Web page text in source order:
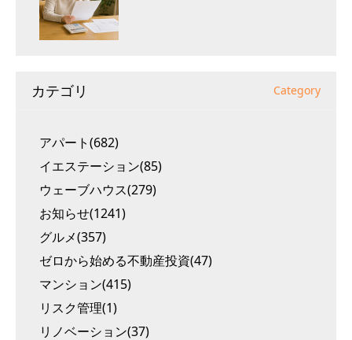
カテゴリ Category
アパート(682)
イエステーション(85)
ウェーブハウス(279)
お知らせ(1241)
グルメ(357)
ゼロから始める不動産投資(47)
マンション(415)
リスク管理(1)
リノベーション(37)